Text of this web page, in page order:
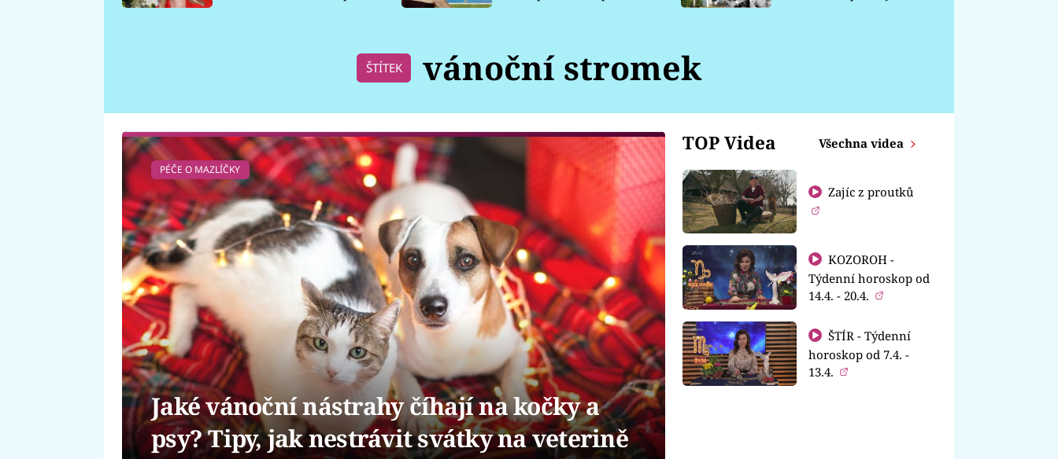
ŠTÍTEK vánoční stromek
TOP Videa Všechna videa
Zajíc z proutků
KOZOROH -
Týdenní horoskop od
14.4. - 20.4.
ŠTÍR - Týdenní
horoskop od 7.4. -
13.4.
PÉČE O MAZLÍČKY
Jaké vánoční nástrahy číhají na kočky a
psy? Tipy, jak nestrávit svátky na veterině